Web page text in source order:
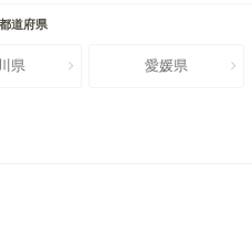
道府県
県 愛媛県